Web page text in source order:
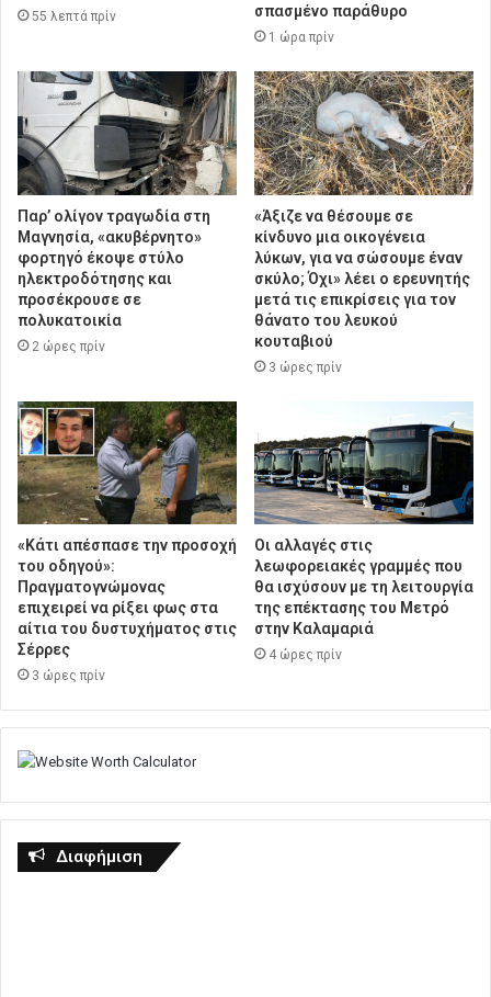
55 λεπτά πρίν
σπασμένο παράθυρο
1 ώρα πρίν
Παρ’ ολίγον τραγωδία στη
Μαγνησία, «ακυβέρνητο»
φορτηγό έκοψε στύλο
ηλεκτροδότησης και
προσέκρουσε σε
πολυκατοικία
2 ώρες πρίν
«Άξιζε να θέσουμε σε
κίνδυνο μια οικογένεια
λύκων, για να σώσουμε έναν
σκύλο; Όχι» λέει ο ερευνητής
μετά τις επικρίσεις για τον
θάνατο του λευκού
κουταβιού
3 ώρες πρίν
«Κάτι απέσπασε την προσοχή
του οδηγού»:
Πραγματογνώμονας
επιχειρεί να ρίξει φως στα
αίτια του δυστυχήματος στις
Σέρρες
3 ώρες πρίν
Οι αλλαγές στις
λεωφορειακές γραμμές που
θα ισχύσουν με τη λειτουργία
της επέκτασης του Μετρό
στην Καλαμαριά
4 ώρες πρίν
Διαφήμιση